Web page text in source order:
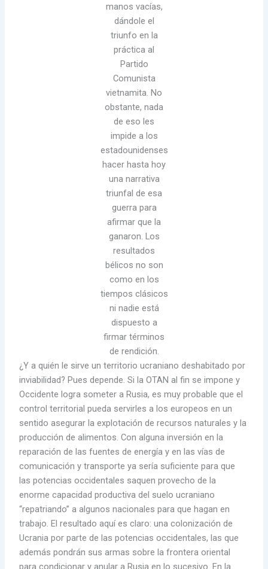
manos vacías,
dándole el
triunfo en la
práctica al
Partido
Comunista
vietnamita. No
obstante, nada
de eso les
impide a los
estadounidenses
hacer hasta hoy
una narrativa
triunfal de esa
guerra para
afirmar que la
ganaron. Los
resultados
bélicos no son
como en los
tiempos clásicos
ni nadie está
dispuesto a
firmar términos
de rendición.
¿Y a quién le sirve un territorio ucraniano deshabitado por
inviabilidad? Pues depende. Si la OTAN al fin se impone y
Occidente logra someter a Rusia, es muy probable que el
control territorial pueda servirles a los europeos en un
sentido asegurar la explotación de recursos naturales y la
producción de alimentos. Con alguna inversión en la
reparación de las fuentes de energía y en las vías de
comunicación y transporte ya sería suficiente para que
las potencias occidentales saquen provecho de la
enorme capacidad productiva del suelo ucraniano
“repatriando” a algunos nacionales para que hagan en
trabajo. El resultado aquí es claro: una colonización de
Ucrania por parte de las potencias occidentales, las que
además pondrán sus armas sobre la frontera oriental
para condicionar y anular a Rusia en lo sucesivo. En la